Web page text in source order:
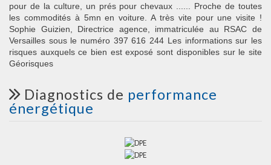
pour de la culture, un prés pour chevaux ...... Proche de toutes
les commodités à 5mn en voiture. A très vite pour une visite !
Sophie Guizien, Directrice agence, immatriculée au RSAC de
Versailles sous le numéro 397 616 244 Les informations sur les
risques auxquels ce bien est exposé sont disponibles sur le site
Géorisques
diagnostics de performance
énergétique